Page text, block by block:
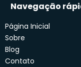
Navegação
Página Inicial
Sobre
Blog
Contato